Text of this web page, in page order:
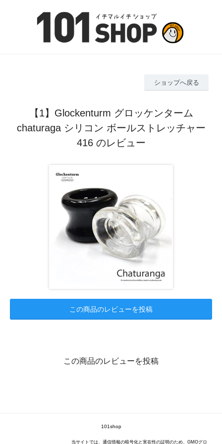
ショップへ戻る
【1】Glockenturm グロッケンターム
chaturaga シリコン ボールストレッチャー
416 のレビュー
この商品のレビューを投稿
この商品のレビューを投稿
101shop
当サイトでは、通信情報の暗号化と実在性の証明のため、GMOグロ